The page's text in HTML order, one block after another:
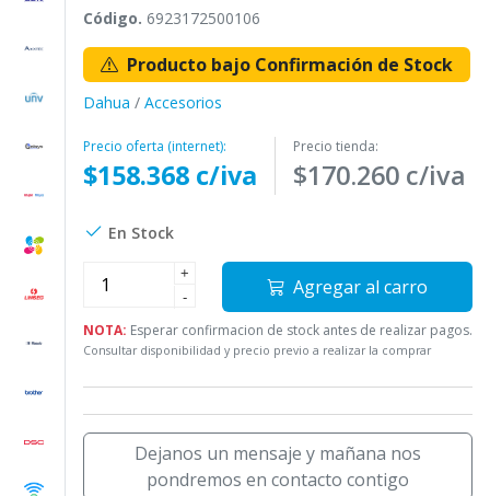
Código. 6923172500106
Producto bajo Confirmación de Stock
Dahua / Accesorios
Precio oferta (internet):
$158.368 c/iva
Precio tienda:
$170.260 c/iva
En Stock
+
-
Agregar al carro
NOTA: Esperar confirmacion de stock antes de realizar pagos.
Consultar disponibilidad y precio previo a realizar la comprar
Dejanos un mensaje y mañana nos
pondremos en contacto contigo